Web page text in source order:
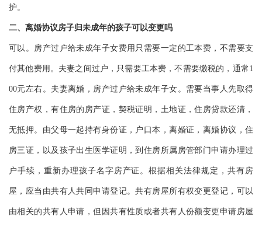
护。
二、离婚协议房子归未成年的孩子可以变更吗
可以。房产过户给未成年子女费用只需要一定的工本费，不需要支
付其他费用。夫妻之间过户，只需要工本费，不需要缴税的，通常1
00元左右。夫妻离婚，房产过户给未成年子女。需要当事人先取得
住房产权，有住房的房产证，契税证明，土地证，住房贷款还清，
无抵押。由父母一起持有身份证，户口本，离婚证，离婚协议，住
房三证，以及孩子出生医学证明，到住房所属房管部门申请办理过
户手续，重新办理孩子名字房产证。根据相关法律规定，共有房
屋，应当由共有人共同申请登记。共有房屋所有权变更登记，可以
由相关的共有人申请，但因共有性质或者共有人份额变更申请房屋